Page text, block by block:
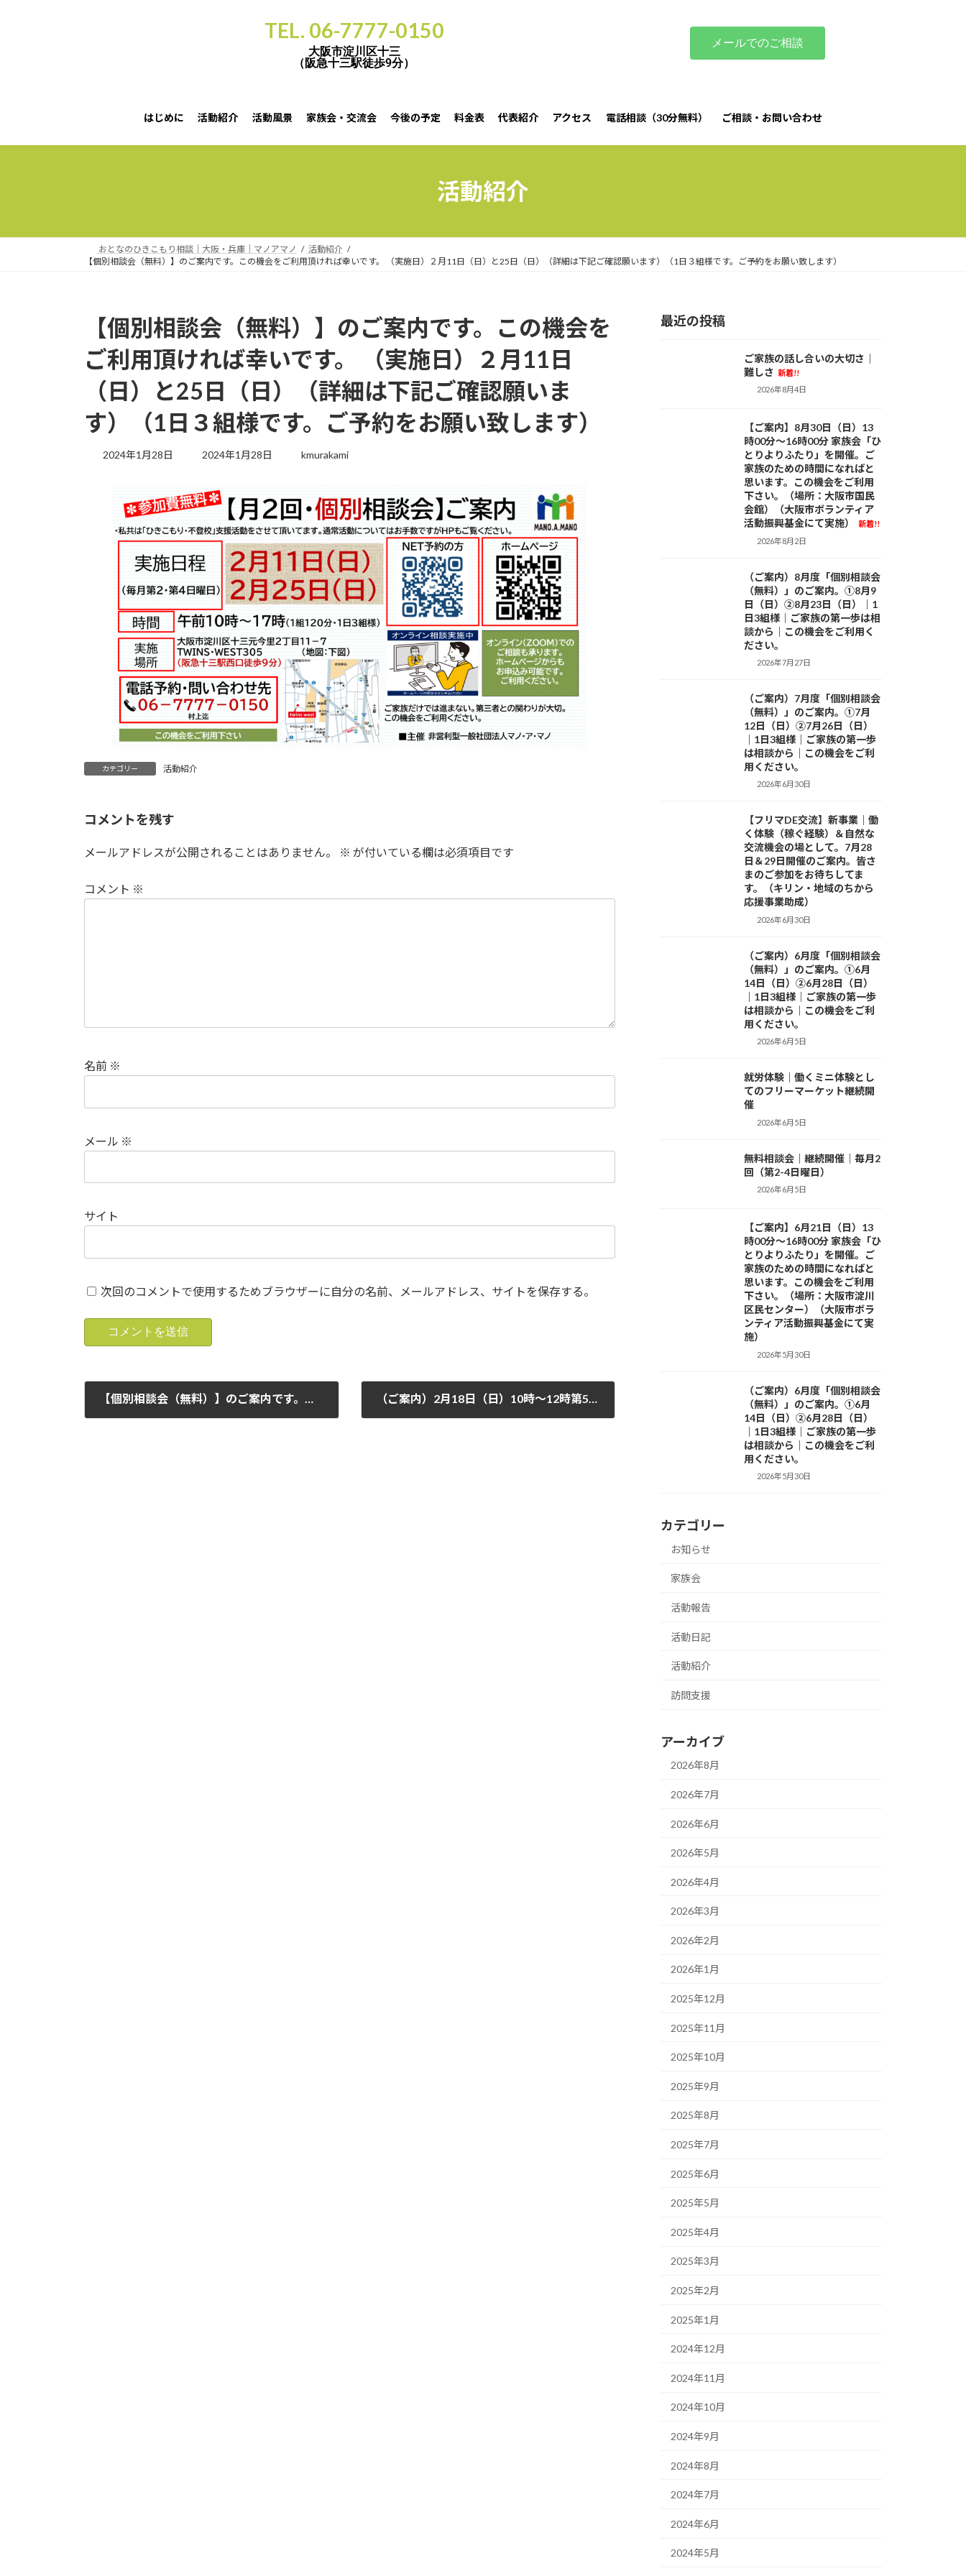
TEL. 06-7777-0150
大阪市淀川区十三
（阪急十三駅徒歩9分）
メールでのご相談
はじめに 活動紹介 活動風景 家族会・交流会 今後の予定 料金表 代表紹介 アクセス 電話相談（30分無料） ご相談・お問い合わせ
活動紹介
おとなのひきこもり相談｜大阪・兵庫｜マノアマノ
活動紹介
【個別相談会（無料）】のご案内です。この機会をご利用頂ければ幸いです。 （実施日）２月11日（日）と25日（日）（詳細は下記ご確認願います）（1日３組様です。ご予約をお願い致します）
【個別相談会（無料）】のご案内です。この機会を
ご利用頂ければ幸いです。 （実施日）２月11日
（日）と25日（日）（詳細は下記ご確認願いま
す）（1日３組様です。ご予約をお願い致します）
2024年1月28日 2024年1月28日 kmurakami
カテゴリー 活動紹介
コメントを残す
メールアドレスが公開されることはありません。 ※ が付いている欄は必須項目です
コメント ※
名前 ※
メール ※
サイト
次回のコメントで使用するためブラウザーに自分の名前、メールアドレス、サイトを保存する。
【個別相談会（無料）】のご案内です。この機会をご利用頂ければ幸いです。 実施日 1月14日（日）と28日（日）（詳細は下記ご確認願います）（1日３組様になります。ご予約をお待ちしてます） （ご案内）2月18日（日）10時～12時第5回家族会「ひとりよりふたり」を開催させて頂きます。（午後：個別相談）ご家族のための時間になればと思います。この機会をご利用下さい。（大阪市ボランティア活動振興基金にて開催）（詳細：ポスター参照下さい）
最近の投稿
ご家族の話し合いの大切さ｜
難しさ 新着!!
2026年8月4日
【ご案内】8月30日（日）13
時00分～16時00分 家族会「ひ
とりよりふたり」を開催。ご
家族のための時間になればと
思います。この機会をご利用
下さい。（場所：大阪市国民
会館）（大阪市ボランティア
活動振興基金にて実施）
新着!!
2026年8月2日
（ご案内）8月度「個別相談会
（無料）」のご案内。①8月9
日（日）②8月23日（日）｜1
日3組様｜ご家族の第一歩は相
談から｜この機会をご利用く
ださい。
2026年7月27日
（ご案内）7月度「個別相談会
（無料）」のご案内。①7月
12日（日）②7月26日（日）
｜1日3組様｜ご家族の第一歩
は相談から｜この機会をご利
用ください。
2026年6月30日
【フリマDE交流】新事業｜働
く体験（稼ぐ経験）＆自然な
交流機会の場として。7月28
日＆29日開催のご案内。皆さ
まのご参加をお待ちしてま
す。（キリン・地域のちから
応援事業助成）
2026年6月30日
（ご案内）6月度「個別相談会
（無料）」のご案内。①6月
14日（日）②6月28日（日）
｜1日3組様｜ご家族の第一歩
は相談から｜この機会をご利
用ください。
2026年6月5日
就労体験｜働くミニ体験とし
てのフリーマーケット継続開
催
2026年6月5日
無料相談会｜継続開催｜毎月2
回（第2-4日曜日）
2026年6月5日
【ご案内】6月21日（日）13
時00分～16時00分 家族会「ひ
とりよりふたり」を開催。ご
家族のための時間になればと
思います。この機会をご利用
下さい。（場所：大阪市淀川
区民センター）（大阪市ボラ
ンティア活動振興基金にて実
施）
2026年5月30日
（ご案内）6月度「個別相談会
（無料）」のご案内。①6月
14日（日）②6月28日（日）
｜1日3組様｜ご家族の第一歩
は相談から｜この機会をご利
用ください。
2026年5月30日
カテゴリー
お知らせ
家族会
活動報告
活動日記
活動紹介
訪問支援
アーカイブ
2026年8月
2026年7月
2026年6月
2026年5月
2026年4月
2026年3月
2026年2月
2026年1月
2025年12月
2025年11月
2025年10月
2025年9月
2025年8月
2025年7月
2025年6月
2025年5月
2025年4月
2025年3月
2025年2月
2025年1月
2024年12月
2024年11月
2024年10月
2024年9月
2024年8月
2024年7月
2024年6月
2024年5月